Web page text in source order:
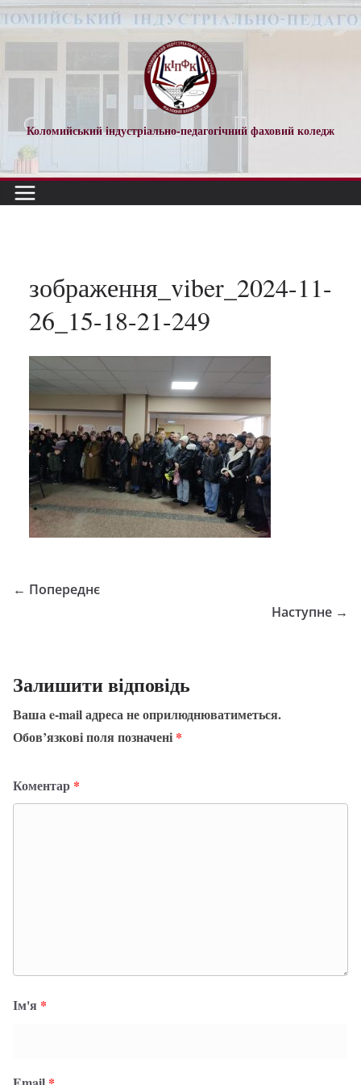
Перейти
до
Коломийський індустріально-педагогічний фаховий коледж
зображення_viber_2024-11-
26_15-18-21-249
← Попереднє
Наступне →
Залишити відповідь
Ваша e-mail адреса не оприлюднюватиметься.
Обов’язкові поля позначені *
Коментар *
Ім'я *